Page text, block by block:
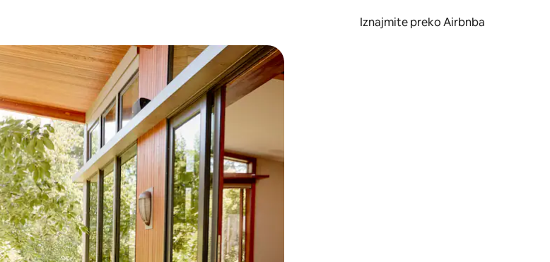
Iznajmite preko Airbnba
prema gore i prema dolje, kao i dodirom ili prelaskom prstom po zaslonu.